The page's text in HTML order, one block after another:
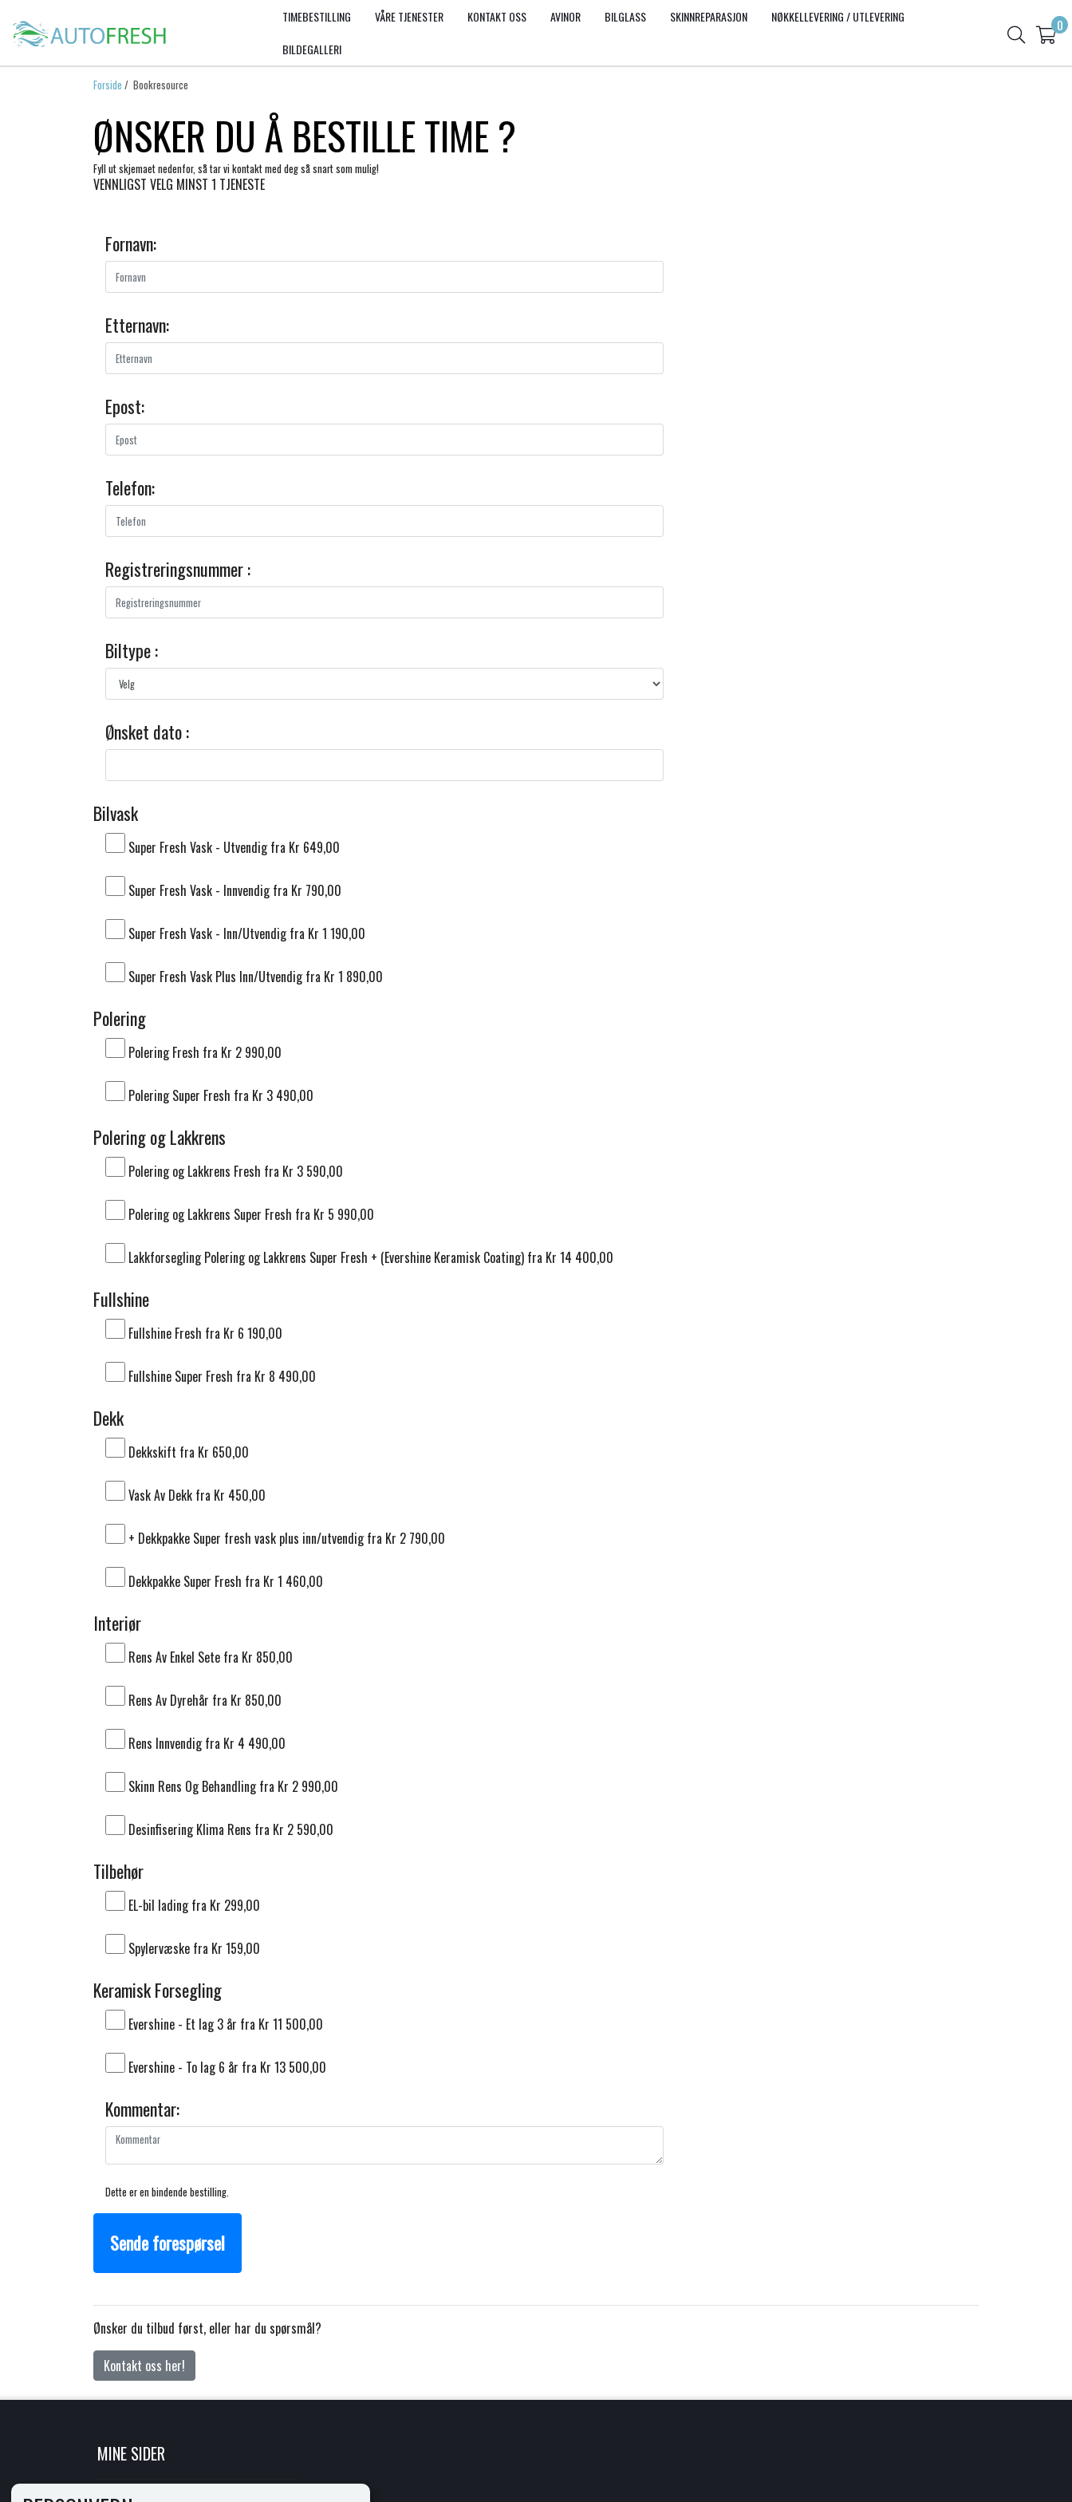
TIMEBESTILLING VÅRE TJENESTER KONTAKT OSS AVINOR BILGLASS SKINNREPARASJON
NØKKELLEVERING / UTLEVERING
BILDEGALLERI
0
Forside / Bookresource
ØNSKER DU Å BESTILLE TIME ?
Fyll ut skjemaet nedenfor, så tar vi kontakt med deg så snart som mulig!
VENNLIGST VELG MINST 1 TJENESTE
Fornavn:
Etternavn:
Epost:
Telefon:
Registreringsnummer :
Biltype :
Ønsket dato :
Bilvask
Super Fresh Vask - Utvendig fra Kr 649,00
Super Fresh Vask - Innvendig fra Kr 790,00
Super Fresh Vask - Inn/Utvendig fra Kr 1 190,00
Super Fresh Vask Plus Inn/Utvendig fra Kr 1 890,00
Polering
Polering Fresh fra Kr 2 990,00
Polering Super Fresh fra Kr 3 490,00
Polering og Lakkrens
Polering og Lakkrens Fresh fra Kr 3 590,00
Polering og Lakkrens Super Fresh fra Kr 5 990,00
Lakkforsegling Polering og Lakkrens Super Fresh + (Evershine Keramisk Coating) fra Kr 14 400,00
Fullshine
Fullshine Fresh fra Kr 6 190,00
Fullshine Super Fresh fra Kr 8 490,00
Dekk
Dekkskift fra Kr 650,00
Vask Av Dekk fra Kr 450,00
+ Dekkpakke Super fresh vask plus inn/utvendig fra Kr 2 790,00
Dekkpakke Super Fresh fra Kr 1 460,00
Interiør
Rens Av Enkel Sete fra Kr 850,00
Rens Av Dyrehår fra Kr 850,00
Rens Innvendig fra Kr 4 490,00
Skinn Rens Og Behandling fra Kr 2 990,00
Desinfisering Klima Rens fra Kr 2 590,00
Tilbehør
EL-bil lading fra Kr 299,00
Spylervæske fra Kr 159,00
Keramisk Forsegling
Evershine - Et lag 3 år fra Kr 11 500,00
Evershine - To lag 6 år fra Kr 13 500,00
Kommentar:
Dette er en bindende bestilling.
Sende forespørsel
Ønsker du tilbud først, eller har du spørsmål?
Kontakt oss her!
MINE SIDER
LOGG INN